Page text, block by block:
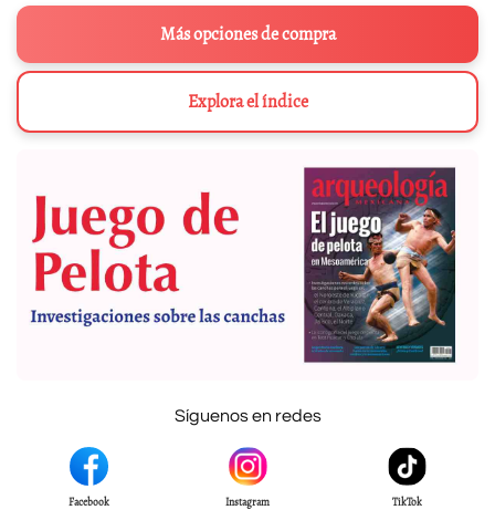
Más opciones de compra
Explora el índice
Síguenos en redes
Facebook Instagram TikTok